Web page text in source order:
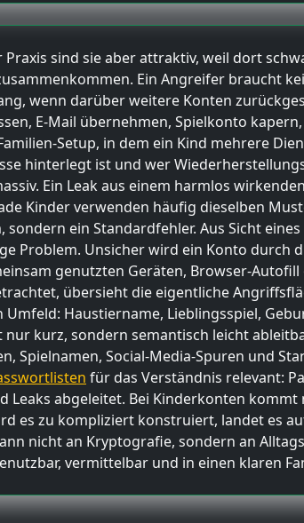
sind sie aber attraktiv, weil dort
Ein Angreifer braucht
wenn darüber weitere Konten
E-Mail übernehmen, Spielkonto
Setup, in dem ein Kind mehrere
hinterlegt ist und wer
Ein Leak aus einem harmlos
Kinder verwenden häufig dieselben
ein Standardfehler. Aus Sicht
Problem. Unsicher wird ein Konto durch
genutzten Geräten, Browser-
übersieht die eigentliche
Haustiername, Lieblingsspiel,
kurz, sondern semantisch leicht
Spielnamen, Social-Media-Spuren und
für das Verständnis relevant:
abgeleitet. Bei Kinderkonten
es zu kompliziert konstruiert, landet es
nicht an Kryptografie, sondern an
vermittelbar und in einen klaren